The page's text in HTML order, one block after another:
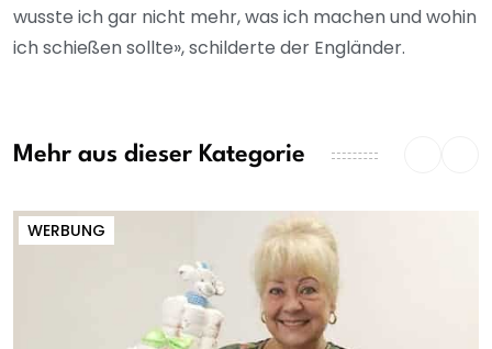
wusste ich gar nicht mehr, was ich machen und wohin
ich schießen sollte», schilderte der Engländer.
Mehr aus dieser Kategorie
WERBUNG